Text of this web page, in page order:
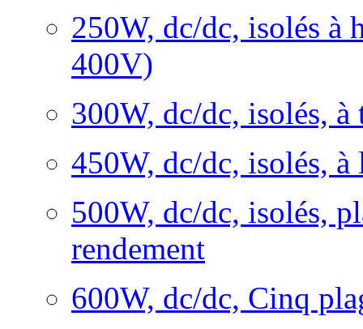
250W, dc/dc, isolés à
400V)
300W, dc/dc, isolés, à
450W, dc/dc, isolés,
500W, dc/dc, isolés,
rendement
600W, dc/dc, Cinq